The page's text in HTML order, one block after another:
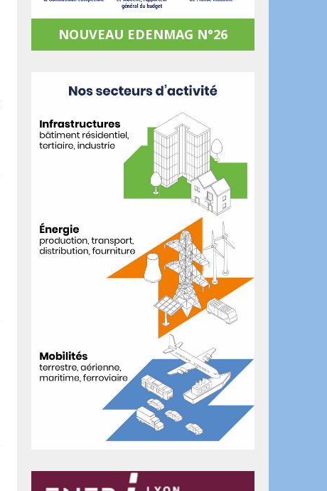
NOUVEAU EDENMAG N°26